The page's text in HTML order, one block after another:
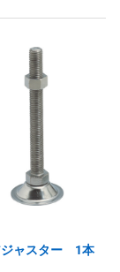
ジャスター 1本